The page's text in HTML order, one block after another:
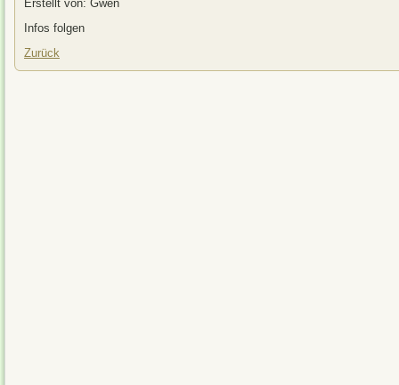
Erstellt von: Gwen
Infos folgen
Zurück